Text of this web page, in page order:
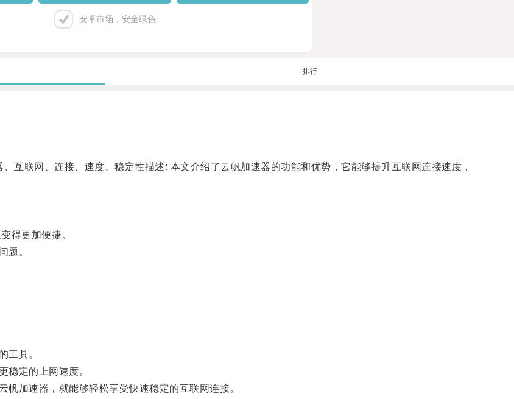
安卓市场，安全绿色
排行
联网、连接、速度、稳定性描述: 本文介绍了云帆加速器的功能和优势，它能够提升互联网连接速度，
得更加便捷。
题。
工具。
定的上网速度。
加速器，就能够轻松享受快速稳定的互联网连接。